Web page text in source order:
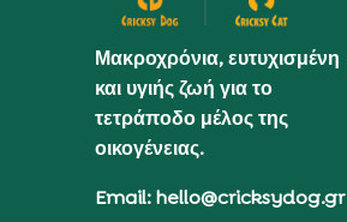
Μακροχρόνια, ευτυχισμένη
και υγιής ζωή για το
τετράποδο μέλος της
οικογένειας.
Email: hello@cricksydog.gr